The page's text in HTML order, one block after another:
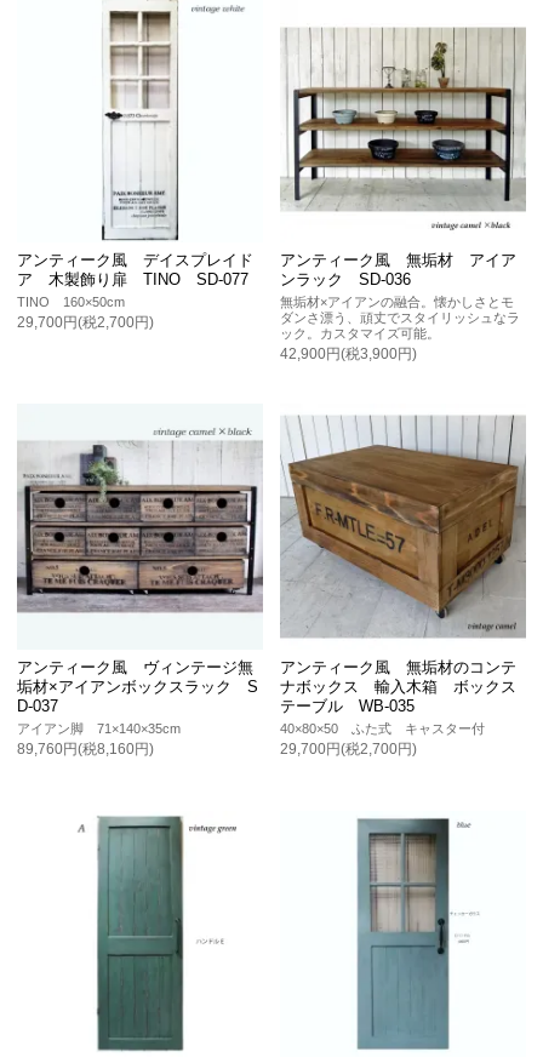
アンティーク風 デイスプレイド
ア 木製飾り扉 TINO SD-077
TINO 160×50cm
29,700円(税2,700円)
アンティーク風 無垢材 アイア
ンラック SD-036
無垢材×アイアンの融合。懐かしさとモ
ダンさ漂う、頑丈でスタイリッシュなラ
ック。カスタマイズ可能。
42,900円(税3,900円)
アンティーク風 ヴィンテージ無
垢材×アイアンボックスラック S
D-037
アイアン脚 71×140×35cm
89,760円(税8,160円)
アンティーク風 無垢材のコンテ
ナボックス 輸入木箱 ボックス
テーブル WB-035
40×80×50 ふた式 キャスター付
29,700円(税2,700円)